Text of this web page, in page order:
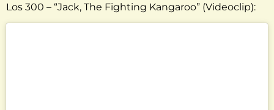
Los 300 – “Jack, The Fighting Kangaroo” (Videoclip):